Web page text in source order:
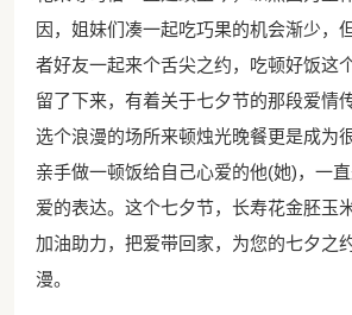
因，姐妹们凑一起吃巧果的机会渐少，
者好友一起来个舌尖之约，吃顿好饭这
留了下来，有着关于七夕节的那段爱情
选个浪漫的场所来顿烛光晚餐更是成为
亲手做一顿饭给自己心爱的他(她)，一
爱的表达。这个七夕节，长寿花金胚玉
加油助力，把爱带回家，为您的七夕之
漫。